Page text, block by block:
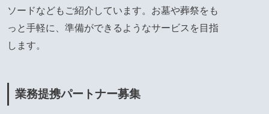
ソードなどもご紹介しています。お墓や葬祭をも
っと手軽に、準備ができるようなサービスを目指
します。
業務提携パートナー募集